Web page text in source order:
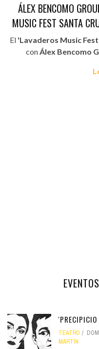
ÁLEX BENCOMO
MUSIC FEST SANTA
El 'Lavaderos Music
con Álex Bencomo
'PRECIPICIO
TEATRO
MARTÍN